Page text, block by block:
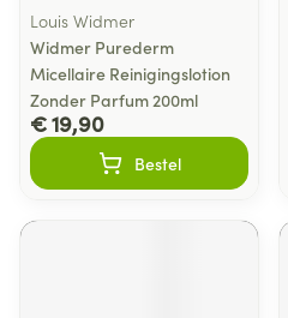
Louis Widmer
Widmer Purederm
Micellaire Reinigingslotion
Zonder Parfum 200ml
€ 19,90
Bestel